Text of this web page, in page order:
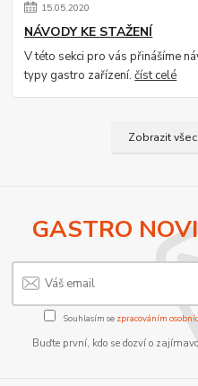
15.05.2020
NÁVODY KE STAŽENÍ
V této sekci pro vás přinášíme
typy gastro zařízení.číst celé
Zobrazit
GASTRO
Souhlasím se zpracováním
Buďte první, kdo se dozví o